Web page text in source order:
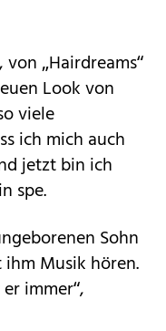
„Hairdreams“
Look von
viele
ich mich auch
jetzt bin ich
spe.
Sohn
Musik hören.
immer“,